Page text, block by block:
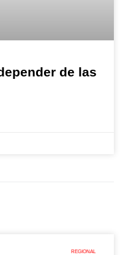
de las
REGIONAL